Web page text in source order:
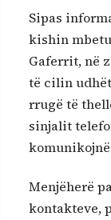
Sipas
kishin
Gaferrit, në
të cilin
rrugë të
sinjalit
Menjëherë
kontakteve,